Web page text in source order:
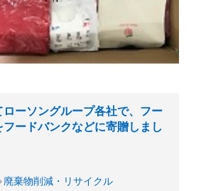
ーソングループ各社で、フー
ードバンクなどに寄贈しまし
廃棄物削減・リサイクル